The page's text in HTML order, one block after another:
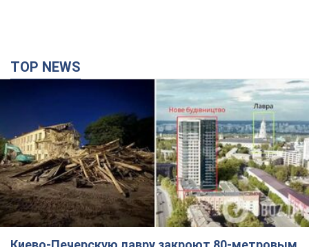
TOP NEWS